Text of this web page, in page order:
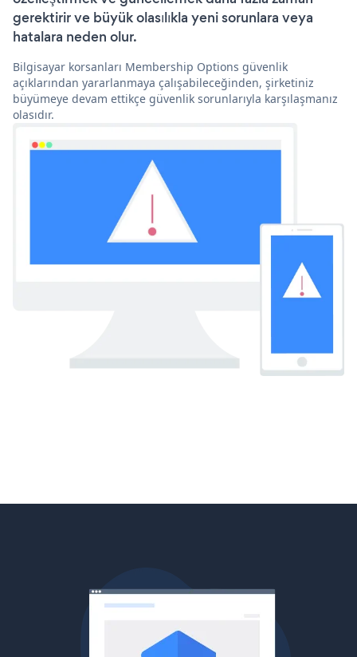
gerektirir ve büyük olasılıkla yeni sorunlara veya
hatalara neden olur.
Bilgisayar korsanları Membership Options güvenlik
açıklarından yararlanmaya çalışabileceğinden, şirketiniz
büyümeye devam ettikçe güvenlik sorunlarıyla karşılaşmanız
olasıdır.